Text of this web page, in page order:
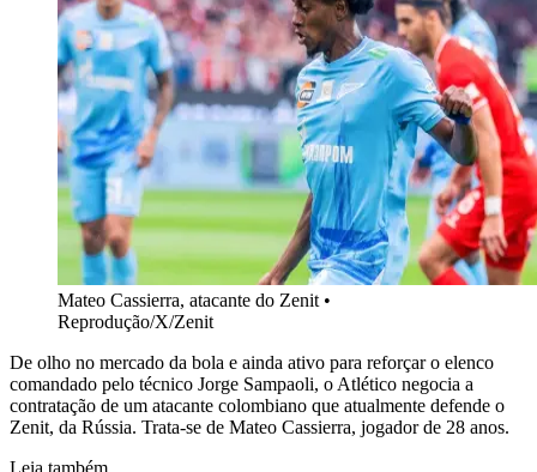
Mateo Cassierra, atacante do Zenit •
Reprodução/X/Zenit
De olho no mercado da bola e ainda ativo para reforçar o elenco
comandado pelo técnico Jorge Sampaoli, o Atlético negocia a
contratação de um atacante colombiano que atualmente defende o
Zenit, da Rússia. Trata-se de Mateo Cassierra, jogador de 28 anos.